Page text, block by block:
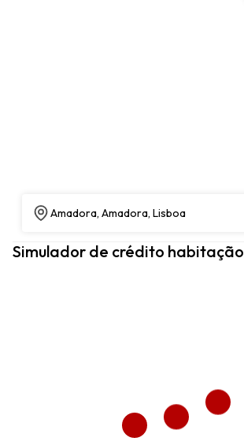
Amadora, Amadora, Lisboa
Simulador de crédito habitação